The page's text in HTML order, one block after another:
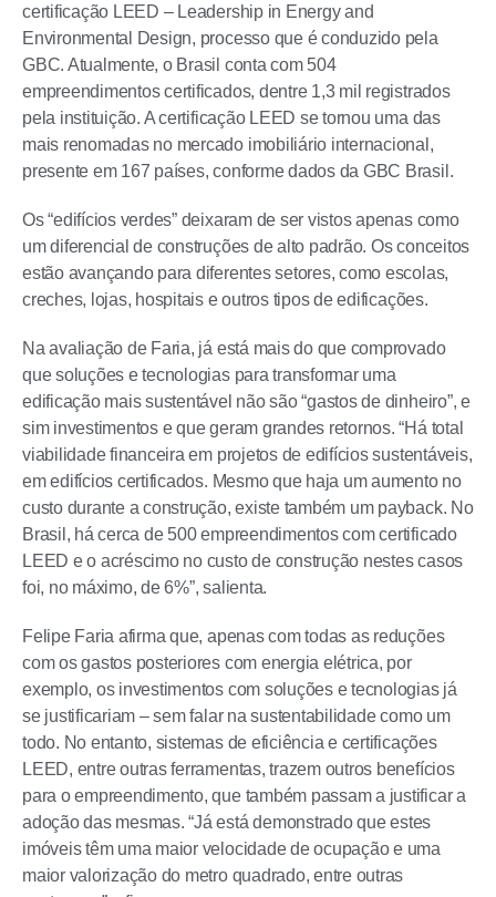
certificação LEED – Leadership in Energy and
Environmental Design, processo que é conduzido pela
GBC. Atualmente, o Brasil conta com 504
empreendimentos certificados, dentre 1,3 mil registrados
pela instituição. A certificação LEED se tornou uma das
mais renomadas no mercado imobiliário internacional,
presente em 167 países, conforme dados da GBC Brasil.
Os “edifícios verdes” deixaram de ser vistos apenas como
um diferencial de construções de alto padrão. Os conceitos
estão avançando para diferentes setores, como escolas,
creches, lojas, hospitais e outros tipos de edificações.
Na avaliação de Faria, já está mais do que comprovado
que soluções e tecnologias para transformar uma
edificação mais sustentável não são “gastos de dinheiro”, e
sim investimentos e que geram grandes retornos. “Há total
viabilidade financeira em projetos de edifícios sustentáveis,
em edifícios certificados. Mesmo que haja um aumento no
custo durante a construção, existe também um payback. No
Brasil, há cerca de 500 empreendimentos com certificado
LEED e o acréscimo no custo de construção nestes casos
foi, no máximo, de 6%”, salienta.
Felipe Faria afirma que, apenas com todas as reduções
com os gastos posteriores com energia elétrica, por
exemplo, os investimentos com soluções e tecnologias já
se justificariam – sem falar na sustentabilidade como um
todo. No entanto, sistemas de eficiência e certificações
LEED, entre outras ferramentas, trazem outros benefícios
para o empreendimento, que também passam a justificar a
adoção das mesmas. “Já está demonstrado que estes
imóveis têm uma maior velocidade de ocupação e uma
maior valorização do metro quadrado, entre outras